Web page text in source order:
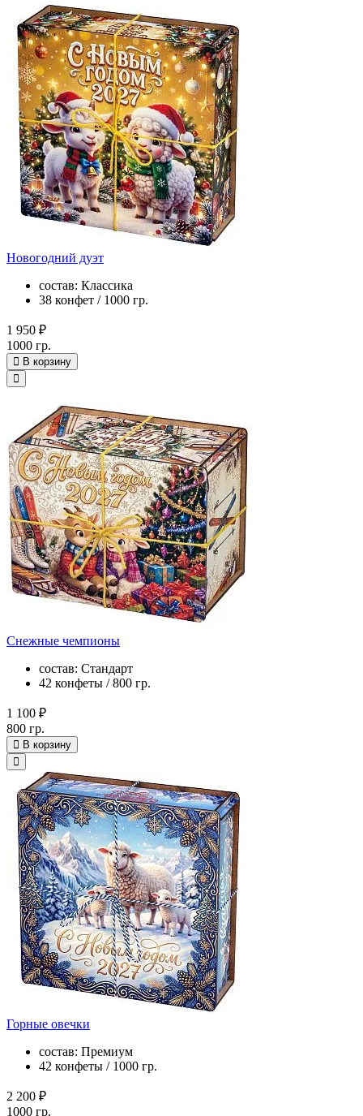
Новогодний дуэт
состав: Классика
38 конфет / 1000 гр.
1 950 ₽
1000 гр.
В корзину
Снежные чемпионы
состав: Стандарт
42 конфеты / 800 гр.
1 100 ₽
800 гр.
В корзину
Горные овечки
состав: Премиум
42 конфеты / 1000 гр.
2 200 ₽
1000 гр.